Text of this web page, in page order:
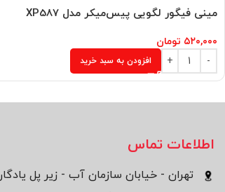
مینی فیگور لگویی پیس‌میکر مدل XP587
۵۲۰,۰۰۰ تومان
افزودن به سبد خرید
اطلاعات تماس
تهران - خیابان سازمان آب - زیر پل یادگار